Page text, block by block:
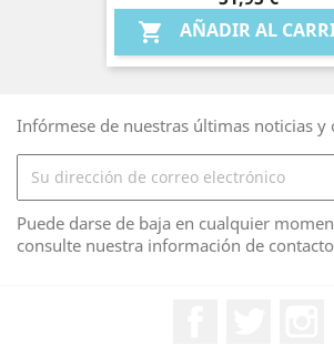
 AÑADIR AL
Infórmese de nuestras últimas noticias y
Puede darse de baja en cualquier
consulte nuestra información de